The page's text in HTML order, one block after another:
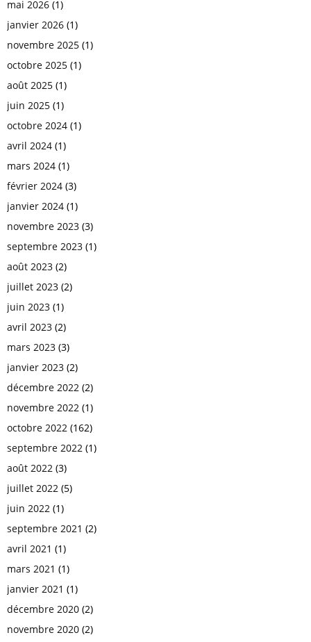
mai 2026 (1)
janvier 2026 (1)
novembre 2025 (1)
octobre 2025 (1)
août 2025 (1)
juin 2025 (1)
octobre 2024 (1)
avril 2024 (1)
mars 2024 (1)
février 2024 (3)
janvier 2024 (1)
novembre 2023 (3)
septembre 2023 (1)
août 2023 (2)
juillet 2023 (2)
juin 2023 (1)
avril 2023 (2)
mars 2023 (3)
janvier 2023 (2)
décembre 2022 (2)
novembre 2022 (1)
octobre 2022 (162)
septembre 2022 (1)
août 2022 (3)
juillet 2022 (5)
juin 2022 (1)
septembre 2021 (2)
avril 2021 (1)
mars 2021 (1)
janvier 2021 (1)
décembre 2020 (2)
novembre 2020 (2)